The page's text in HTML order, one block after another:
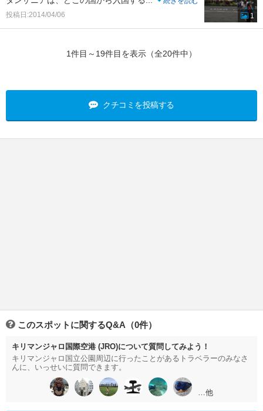
投稿日:2014/04/06
1
1件目～19件目を表示（全20件中）
クチコミを投稿する
このスポットに関するQ&A（0件）
キリマンジャロ国際空港 (JRO)について質問してみよう！
キリマンジャロ国立公園周辺に行ったことがあるトラベラーのみなさ
んに、いっせいに質問できます。
…他